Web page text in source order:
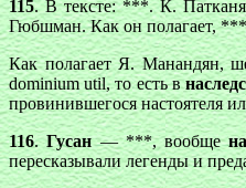
115. В тексте: ***. К.
Гюбшман. Как он полагает, ***
Как полагает Я. Манандян,
dominium util, то есть в
провинившегося настоятеля
116.Гусан— ***, вообще
пересказывали легенды и